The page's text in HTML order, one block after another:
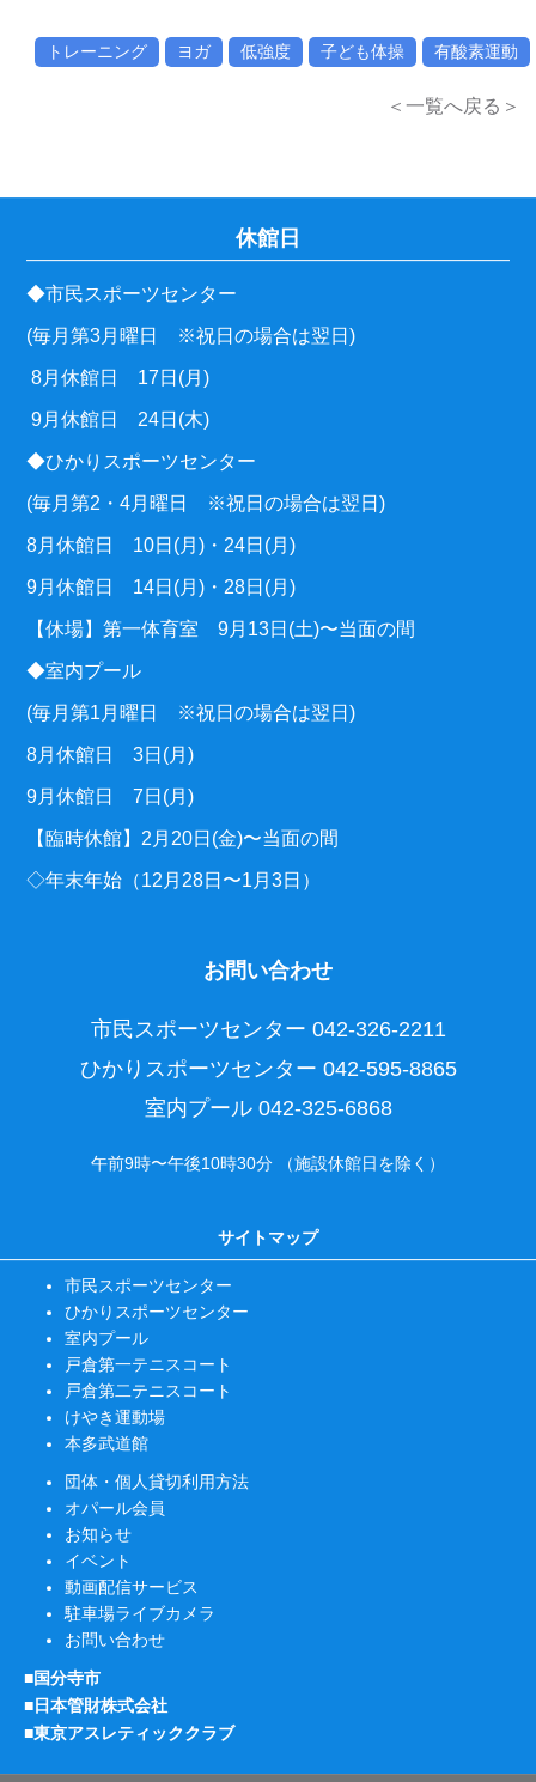
トレーニング ヨガ 低強度 子ども体操 有酸素運動
＜一覧へ戻る＞
休館日
◆市民スポーツセンター
(毎月第3月曜日 ※祝日の場合は翌日)
8月休館日 17日(月)
9月休館日 24日(木)
◆ひかりスポーツセンター
(毎月第2・4月曜日 ※祝日の場合は翌日)
8月休館日 10日(月)・24日(月)
9月休館日 14日(月)・28日(月)
【休場】第一体育室 9月13日(土)〜当面の間
◆室内プール
(毎月第1月曜日 ※祝日の場合は翌日)
8月休館日 3日(月)
9月休館日 7日(月)
【臨時休館】2月20日(金)〜当面の間
◇年末年始（12月28日〜1月3日）
お問い合わせ
市民スポーツセンター 042-326-2211
ひかりスポーツセンター 042-595-8865
室内プール 042-325-6868
午前9時〜午後10時30分 （施設休館日を除く）
サイトマップ
市民スポーツセンター
ひかりスポーツセンター
室内プール
戸倉第一テニスコート
戸倉第二テニスコート
けやき運動場
本多武道館
団体・個人貸切利用方法
オパール会員
お知らせ
イベント
動画配信サービス
駐車場ライブカメラ
お問い合わせ
■国分寺市
■日本管財株式会社
■東京アスレティッククラブ